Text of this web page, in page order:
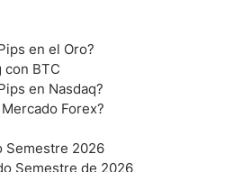
en el Oro?
con BTC
en Nasdaq?
Forex?
Semestre 2026
Semestre de 2026